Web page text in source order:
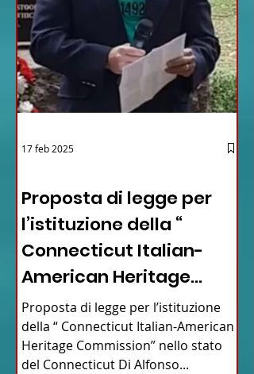
Proposta di legge per
l’istituzione della “
Connecticut Italian-
American Heritage
Commission” nello stato
del Connecticut
Proposta di legge per l’istituzione
della “ Connecticut Italian-American
Heritage Commission” nello stato
del Connecticut Di Alfonso...
17 feb 2025